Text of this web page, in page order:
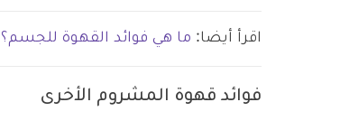
اقرأ أيضا: ما هي فوائد القهوة للجسم؟
فوائد قهوة المشروم الأخرى